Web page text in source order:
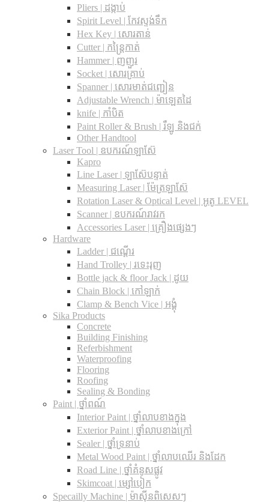
Pliers | ដង្កាប់
Spirit Level | កែវស្ទង់ទឹក
Hex Key | សោរតាន់
Cutter | កន្រ្តៃកាត់
Hammer | ញញួរ
Socket | សោរគ្រាប់
Spanner |​ សោរមាត់ជញ្ជៀន
Adjustable Wrench |​ ម៉ាឡេតដៃ
knife | កាំបិត
Paint Roller & Brush | រឺឡូ និងជក់
Other Handtool
Laser Tool | ឧបករណ៍ឡាស៊ែ
Kapro
Line Laser | ឡាស៊ែបន្ទាត់
Measuring Laser | ម៉ែត្រឡាស៊ែ
Rotation Laser & Optical Level | អូតូ LEVEL
Scanner | ឧបករណ៍រាវរក
Accessories Laser | គ្រឿងផ្សេងៗ
Hardware
Ladder | ជណ្តើរ
Hand Trolley | រទេះរុញ
Bottle jack & floor Jack​ | ដូយ
Chain Block | កៅឡាក់
Clamp & Bench Vice | អង្គុំ
Sika Products
Concrete
Building Finishing
Referbishment
Waterproofing
Flooring
Roofing
Sealing & Bonding
Paint | ថ្នាំពណ៍
Interior Paint | ថ្នាំលាបខាងក្នុង
Exterior Paint | ថ្នាំលាបខាងក្រៅ
Sealer | ថ្នាំទ្រនាប់
Metal Wood Paint | ថ្នាំលាបឈើរ និងដែក
Road Line | ថ្នាំគំនូសផ្លូវ
Skimcoat | ម្សៅបៀក
Specailly Machine | ម៉ាស៊ីនពិសេសៗ